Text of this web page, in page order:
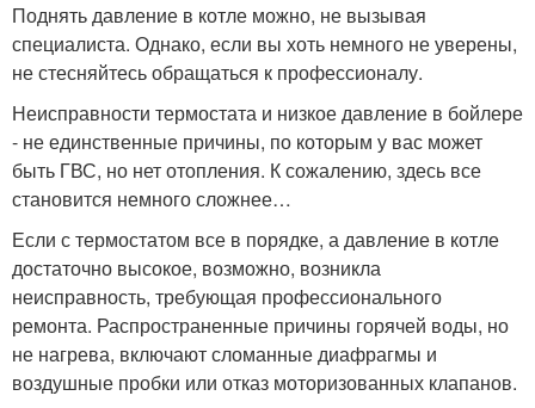
Поднять давление в котле можно, не вызывая
специалиста. Однако, если вы хоть немного не уверены,
не стесняйтесь обращаться к профессионалу.
Неисправности термостата и низкое давление в бойлере
- не единственные причины, по которым у вас может
быть ГВС, но нет отопления. К сожалению, здесь все
становится немного сложнее…
Если с термостатом все в порядке, а давление в котле
достаточно высокое, возможно, возникла
неисправность, требующая профессионального
ремонта. Распространенные причины горячей воды, но
не нагрева, включают сломанные диафрагмы и
воздушные пробки или отказ моторизованных клапанов.